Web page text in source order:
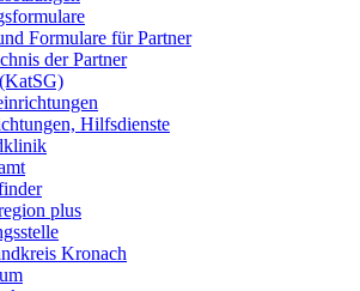
Formulare für Partner
der Partner
Hilfsdienste
plus
Kronach